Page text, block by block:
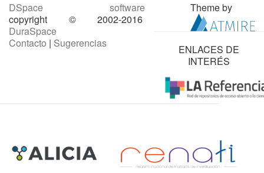
DSpace software
copyright © 2002-2016
DuraSpace
Contacto | Sugerencias
Theme by
ENLACES DE
INTERÉS